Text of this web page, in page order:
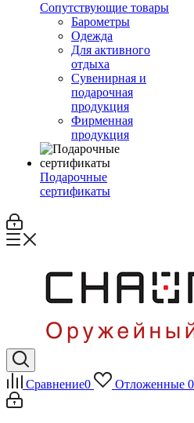
Сопутствующие товары
Барометры
Одежда
Для активного
отдыха
Сувенирная и
подарочная
продукция
Фирменная
продукция
Подарочные
сертификаты
Сравнение0 Отложенные 0